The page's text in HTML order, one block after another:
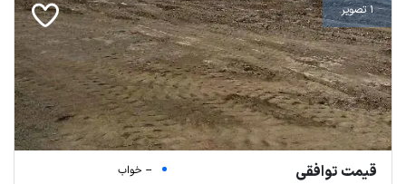
1 تصویر
قیمت توافقی
-- خواب